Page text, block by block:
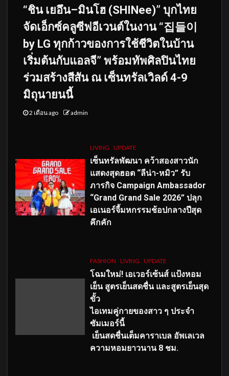
“ชิน เยอึน–มินโฮ (SHINee)” บุกไทย
จัดเอ็กซ์คลูซีฟอีเวนต์ในงาน “집들이
by LG ทุกก้าวของการใช้ชีวิตในบ้าน
เริ่มต้นกับแอลจี” พร้อมทัพศิลปินไทย
ร่วมสร้างสีสัน ณ เซ็นทรัลเวิลด์ 4-9
มิถุนายนนี้
2 เดือน ago admin
LIVING UPDATE
เซ็นทรัลพัฒนา คว้าสองสาวนัก
แสดงสุดฮอต “ลีน่า-หมิว” รับ
ภารกิจ Campaign Ambassador
“Grand Grand Sale 2026” ปลุก
เอเนอร์จี้มหกรรมช้อปกลางปีสุด
คึกคัก
FASHION LIVING UPDATE
โฉมใหม่! เอเวอร์เซ้นส์ แป้งหอม
เย็น สูตรเย็นสดชื่น และสูตรเย็นสุด
ขั้ว
ไอเทมคู่กายของสาว ๆ ประจำ
ซัมเมอร์นี้
เย็นสดชื่นเต็มคาราเบล อัพเลเวล
ความหอมยาวนาน 8 ชม.